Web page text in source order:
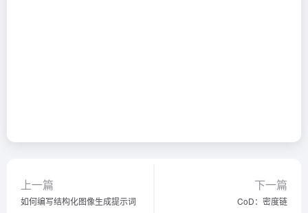
上一篇
如何编写结构化图像生成提示词
下一篇
CoD：密度链